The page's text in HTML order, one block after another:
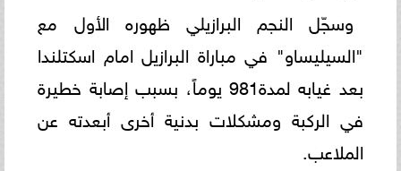
وسجّل النجم البرازيلي ظهوره الأول مع
"السيليساو" في مباراة البرازيل امام اسكتلندا
بعد غيابه لمدة981 يوماً، بسبب إصابة خطيرة
في الركبة ومشكلات بدنية أخرى أبعدته عن
الملاعب.